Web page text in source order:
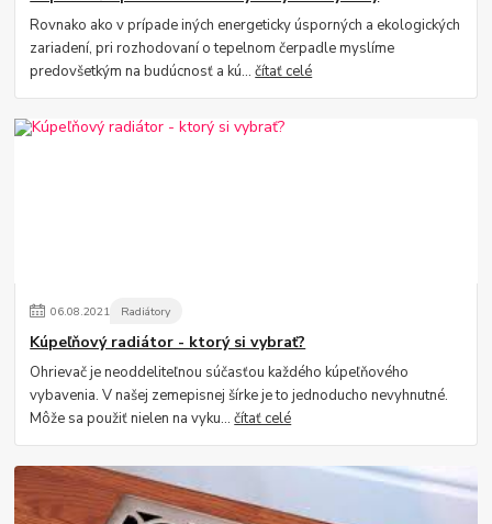
Rovnako ako v prípade iných energeticky úsporných a ekologických
zariadení, pri rozhodovaní o tepelnom čerpadle myslíme
predovšetkým na budúcnosť a kú...čítať celé
06.08.2021 Radiátory
Kúpeľňový radiátor - ktorý si vybrať?
Ohrievač je neoddeliteľnou súčasťou každého kúpeľňového
vybavenia. V našej zemepisnej šírke je to jednoducho nevyhnutné.
Môže sa použiť nielen na vyku...čítať celé